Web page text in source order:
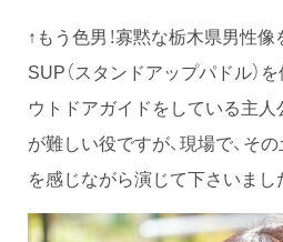
↑もう色男！寡黙な栃木県男性像
SUP（スタンドアップパドル）
ウトドアガイドをしている主人
が難しい役ですが、現場で、そ
を感じながら演じて下さいまし